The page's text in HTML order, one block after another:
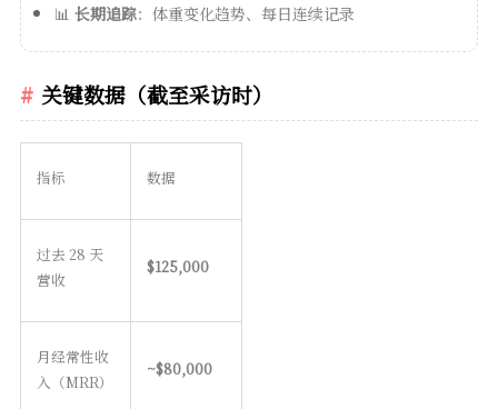
📊 长期追踪：体重变化趋势、每日连续记录
关键数据（截至采访时）
指标 数据
过去 28 天
营收
$125,000
月经常性收
入（MRR）
~$80,000